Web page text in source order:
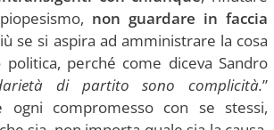
non guardare in faccia
se si aspira ad amministrare la cosa
politica, perché come diceva Sandro
di partito sono complicità.”
ogni compromesso con se stessi,